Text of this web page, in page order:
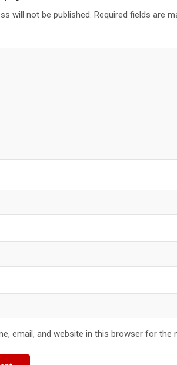
will not be published. Required fields are
email, and website in this browser for the